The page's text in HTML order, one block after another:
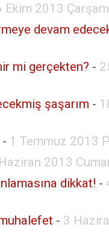
Ekim 2013
devam
mi gerçekten? -
şaşarım -
- 1 Temmuz 2013
2013
dikkat! -
- 3